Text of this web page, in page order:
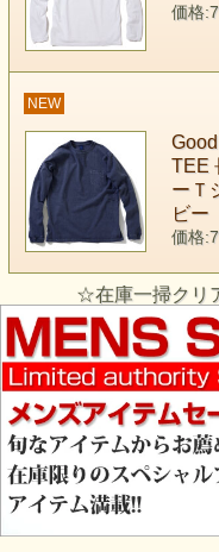
価格
NEW
TEE
ーＴ
ビー
価格
☆在庫一掃クリ